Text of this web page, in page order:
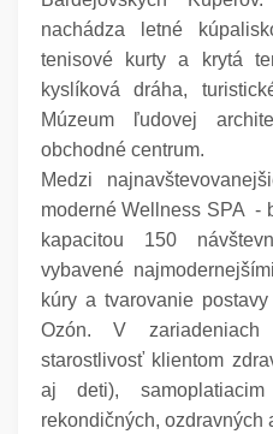
nachádza letné
tenisové kurty a krytá
kyslíková dráha,
Múzeum ľudovej
obchodné centrum.
Medzi
moderné Wellness SPA -
kapacitou 150
vybavené
kúry a tvarovanie
Ozón. V
starostlivosť klientom
aj deti),
rekondičných, ozdravných